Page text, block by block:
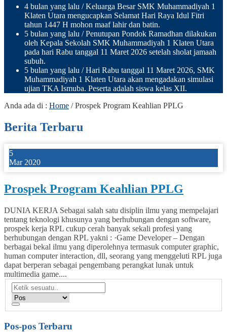
4 bulan yang lalu / Keluarga Besar SMK Muhammadiyah 1
Klaten Utara mengucapkan Selamat Hari Raya Idul Fitri
tahun 1447 H mohon maaf lahir dan batin.
5 bulan yang lalu / Penutupan Pondok Ramadhan dilakukan
oleh Kepala Sekolah SMK Muhammadiyah 1 Klaten Utara
pada hari Rabu tanggal 11 Maret 2026 setelah sholat jamaah
subuh.
5 bulan yang lalu / Hari Rabu tanggal 11 Maret 2026, SMK
Muhammadiyah 1 Klaten Utara akan mengadakan simulasi
ujian TKA Ismuba. Peserta adalah siswa kelas XII.
Anda ada di : Home /Prospek Program Keahlian PPLG
Berita Terbaru
5
Mar 2020
Prospek Program Keahlian PPLG
DUNIA KERJA Sebagai salah satu disiplin ilmu yang mempelajari
tentang teknologi khusunya yang berhubungan dengan software,
prospek kerja RPL cukup cerah banyak sekali profesi yang
berhubungan dengan RPL yakni : ·Game Developer – Dengan
berbagai bekal ilmu yang diperolehnya termasuk computer graphic,
human computer interaction, dll, seorang yang menggeluti RPL juga
dapat berperan sebagai pengembang perangkat lunak untuk
multimedia game....
Pos-pos Terbaru